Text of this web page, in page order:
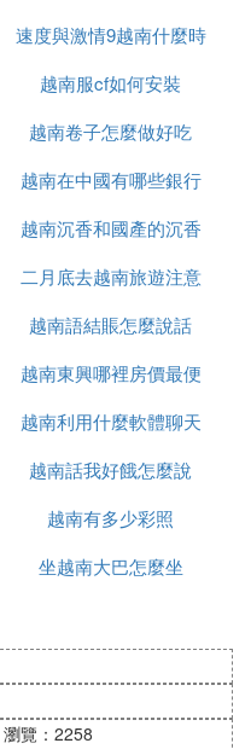
候能正常
速度與激情9越南什麼時
候上映
越南服cf如何安裝
越南卷子怎麼做好吃
越南在中國有哪些銀行
越南沉香和國產的沉香
什麼區別
二月底去越南旅遊注意
什麼
越南語結賬怎麼說話
越南東興哪裡房價最便
宜
越南利用什麼軟體聊天
越南話我好餓怎麼說
越南有多少彩照
坐越南大巴怎麼坐
瀏覽：2258